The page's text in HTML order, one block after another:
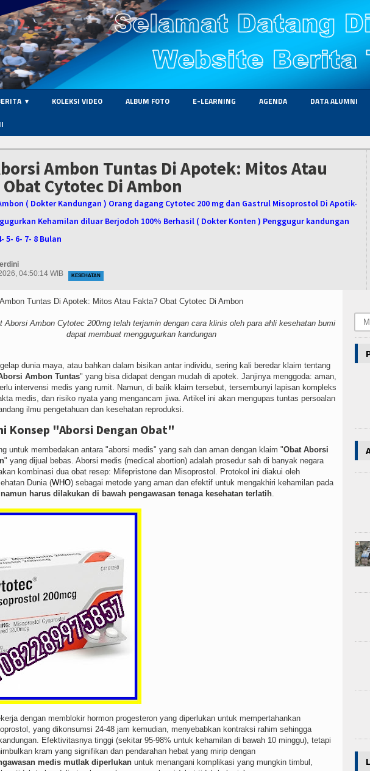
KOLEKSI VIDEO ALBUM FOTO E-LEARNING AGENDA DATA ALUMNI
Ambon Tuntas Di Apotek: Mitos Atau
Obat Cytotec Di Ambon
( Dokter Kandungan ) Orang dagang Cytotec 200 mg dan Gastrul Misoprostol Di Apotik-
Kehamilan diluar Berjodoh 100% Berhasil ( Dokter Konten ) Penggugur kandungan
5- 6- 7- 8 Bulan
04:50:14 WIB
KESEHATAN
Aborsi Ambon Cytotec 200mg telah terjamin dengan cara klinis oleh para ahli kesehatan bumi
dapat membuat menggugurkan kandungan
dunia maya, atau bahkan dalam bisikan antar individu, sering kali beredar klaim tentang
Ambon Tuntas" yang bisa didapat dengan mudah di apotek. Janjinya menggoda: aman,
intervensi medis yang rumit. Namun, di balik klaim tersebut, tersembunyi lapisan kompleks
medis, dan risiko nyata yang mengancam jiwa. Artikel ini akan mengupas tuntas persoalan
ilmu pengetahuan dan kesehatan reproduksi.
Konsep "Aborsi Dengan Obat"
untuk membedakan antara "aborsi medis" yang sah dan aman dengan klaim "Obat Aborsi
" yang dijual bebas. Aborsi medis (medical abortion) adalah prosedur sah di banyak negara
kombinasi dua obat resep: Mifepristone dan Misoprostol. Protokol ini diakui oleh
Dunia (WHO) sebagai metode yang aman dan efektif untuk mengakhiri kehamilan pada
namun harus dilakukan di bawah pengawasan tenaga kesehatan terlatih.
dengan memblokir hormon progesteron yang diperlukan untuk mempertahankan
yang dikonsumsi 24-48 jam kemudian, menyebabkan kontraksi rahim sehingga
Efektivitasnya tinggi (sekitar 95-98% untuk kehamilan di bawah 10 minggu), tetapi
kram yang signifikan dan pendarahan hebat yang mirip dengan
medis mutlak diperlukan untuk menangani komplikasi yang mungkin timbul,